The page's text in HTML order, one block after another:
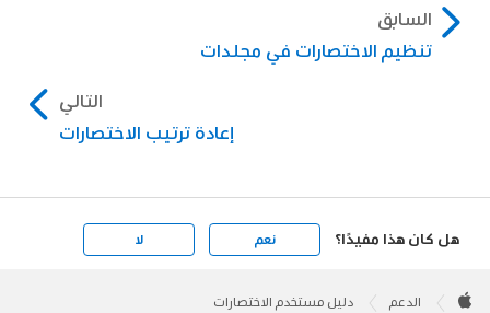
السابق
تنظيم الاختصارات في مجلدات
التالي
إعادة ترتيب الاختصارات
هل كان هذا مفيدًا؟ نعم لا
Footer

الدعم دليل مستخدم الاختصارات